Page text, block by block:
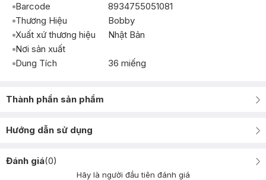
Barcode
8934755051081
Thương Hiệu
Bobby
Xuất xứ thương hiệu
Nhật Bản
Nơi sản xuất
Dung Tích
36 miếng
Thành phần sản phẩm
Hướng dẫn sử dụng
Đánh giá(0)
Hãy là người đầu tiên đánh giá